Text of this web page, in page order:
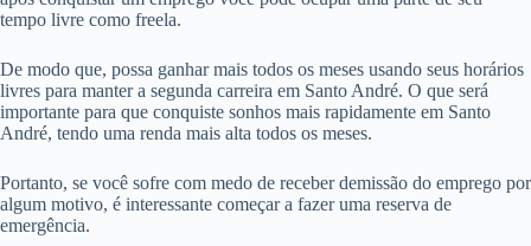
tempo livre como freela.
De modo que, possa ganhar mais todos os meses usando seus horários
livres para manter a segunda carreira em Santo André. O que será
importante para que conquiste sonhos mais rapidamente em Santo
André, tendo uma renda mais alta todos os meses.
Portanto, se você sofre com medo de receber demissão do emprego por
algum motivo, é interessante começar a fazer uma reserva de
emergência.